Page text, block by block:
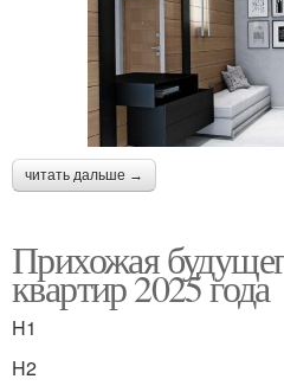
читать дальше →
Прихожая
квартир 2025 года
H1
H2